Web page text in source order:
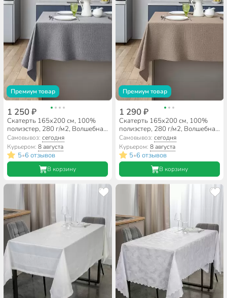
Премиум товар
1 250 ₽
Скатерть 165х200 см, 100%
полиэстер, 280 г/м2, Волшебная
ночь, Базальт, базальт
Самовывоз:сегодня
Курьером:8 августа
5•6 отзывов
В корзину
Премиум товар
1 290 ₽
Скатерть 165х200 см, 100%
полиэстер, 280 г/м2, Волшебная
ночь, Какао, коричневая
Самовывоз: сегодня
Курьером: 8 августа
5•6 отзывов
В корзину